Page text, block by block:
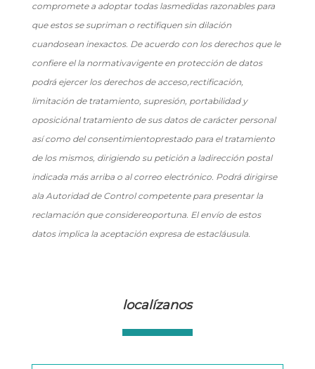
compromete a adoptar todas lasmedidas razonables para
que estos se supriman o rectifiquen sin dilación
cuandosean inexactos. De acuerdo con los derechos que le
confiere el la normativavigente en protección de datos
podrá ejercer los derechos de acceso,rectificación,
limitación de tratamiento, supresión, portabilidad y
oposiciónal tratamiento de sus datos de carácter personal
así como del consentimientoprestado para el tratamiento
de los mismos, dirigiendo su petición a ladirección postal
indicada más arriba o al correo electrónico. Podrá dirigirse
ala Autoridad de Control competente para presentar la
reclamación que considereoportuna. El envío de estos
datos implica la aceptación expresa de estacláusula.
localízanos